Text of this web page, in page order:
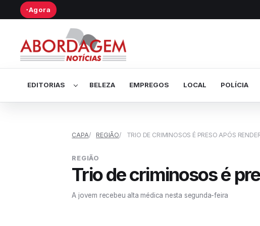
● Agora
EDITORIAS BELEZA EMPREGOS LOCAL POLÍCIA
CAPA REGIÃO TRIO DE CRIMINOSOS É PRESO APÓS
REGIÃO
Trio de criminosos é
A jovem recebeu alta médica nesta segunda-feira